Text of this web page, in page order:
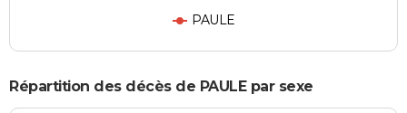
PAULE
Répartition des décès de PAULE par sexe